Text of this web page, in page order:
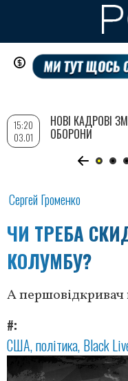
Перейти
до
вмісту
Сергей Громенко
ЧИ ТРЕБА
КОЛУМБУ?
А першовідкривач
#
США політика Black
15:20
03.01
НОВІ КАДРОВІ
ОБОРОНИ